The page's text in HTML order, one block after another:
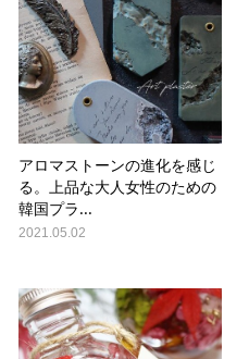
アロマストーンの進化を感じ
る。上品な大人女性のための
韓国プラ...
2021.05.02